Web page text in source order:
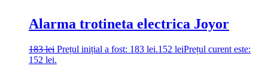
Alarma trotineta electrica Joyor
183lei Prețul inițial a fost: 183 lei.152 leiPrețul curent este:
152 lei.